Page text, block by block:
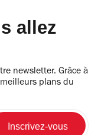
allez
newsletter. Grâce à
plans du